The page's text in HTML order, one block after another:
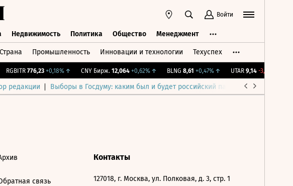
Войти
Недвижимость Политика Общество Менеджмент
Страна Промышленность Инновации и технологии Техуспех
RGBITR 776,23 +0,18%↑ CNY Бирж. 12,064 +0,62%↑ BLNG 8,61 +0,47%↑ UTAR 9,14 -3,79%
редакции Выборы в Госдуму: каким был и будет российский парламент
связь
Контакты
127018, г. Москва, ул. Полковая, д. 3, стр. 1